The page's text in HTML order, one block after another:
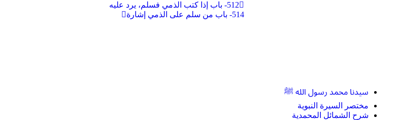
سيدنا محمد رسول الله ﷺ
مختصر السيرة النبوية
شرح الشمائل المحمدية
512- باب إذا كتب الذمي فسلم، يرد عليه
514- باب من سلم على الذمي إشارة